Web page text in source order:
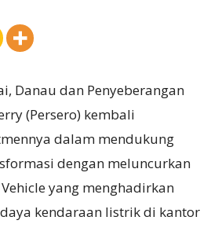
Danau dan Penyeberangan
(Persero) kembali
dalam mendukung
dengan meluncurkan
Vehicle yang menghadirkan
kendaraan listrik di kantor